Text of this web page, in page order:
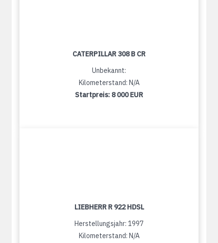
CATERPILLAR 308 B CR
Unbekannt:
Kilometerstand: N/A
Startpreis: 8 000 EUR
LIEBHERR R 922 HDSL
Herstellungsjahr: 1997
Kilometerstand: N/A